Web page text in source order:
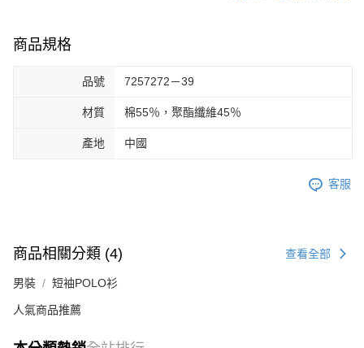
商品規格
品號 7257272－39
材質 棉55％，聚酯纖維45％
產地 中國
客服
商品相關分類 (4) 查看全部
男裝 短袖POLO衫
人氣商品推薦